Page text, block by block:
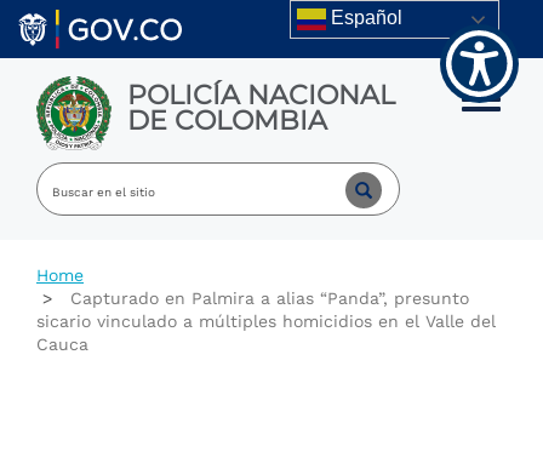
Welcome
All
Accessibility
screen
reader.
Accessibility
screen
Skip to main content Español
POLICÍA NACIONAL
DE COLOMBIA Toggle
Home
Capturado en Palmira a alias “Panda”, presunto
sicario vinculado a múltiples homicidios en el Valle del
Cauca